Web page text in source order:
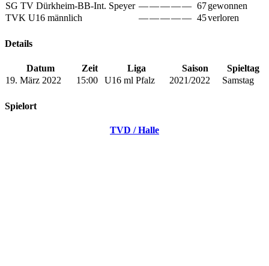
SG TV Dürkheim-BB-Int. Speyer ————— 67gewonnen
TVK U16 männlich
————— 45verloren
Details
Datum Zeit Liga Saison
Spieltag
19. März 2022
15:00 U16 ml Pfalz 2021/2022 Samstag
Spielort
TVD / Halle